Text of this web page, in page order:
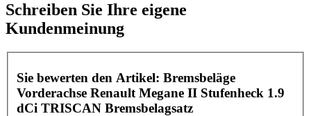
Schreiben Sie Ihre eigene
Kundenmeinung
Sie bewerten den Artikel: Bremsbeläge
Vorderachse Renault Megane II Stufenheck 1.9
dCi TRISCAN Bremsbelagsatz